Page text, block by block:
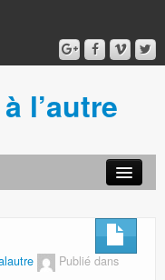
l’autre
Publié dans